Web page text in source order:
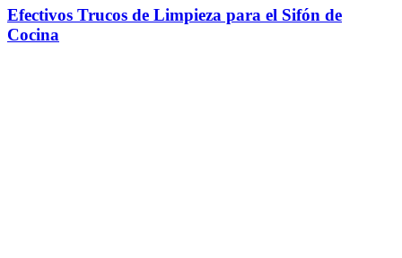
Efectivos Trucos de Limpieza para el Sifón de
Cocina